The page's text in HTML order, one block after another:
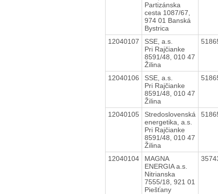
Partizánska
cesta 1087/67,
974 01 Banská
Bystrica
12040107
SSE, a.s.
Pri Rajčianke
8591/48, 010 47
Žilina
12040106
SSE, a.s.
Pri Rajčianke
8591/48, 010 47
Žilina
12040105
Stredoslovenská
energetika, a.s.
Pri Rajčianke
8591/48, 010 47
Žilina
12040104
MAGNA
ENERGIA a.s.
Nitrianska
7555/18, 921 01
Piešťany